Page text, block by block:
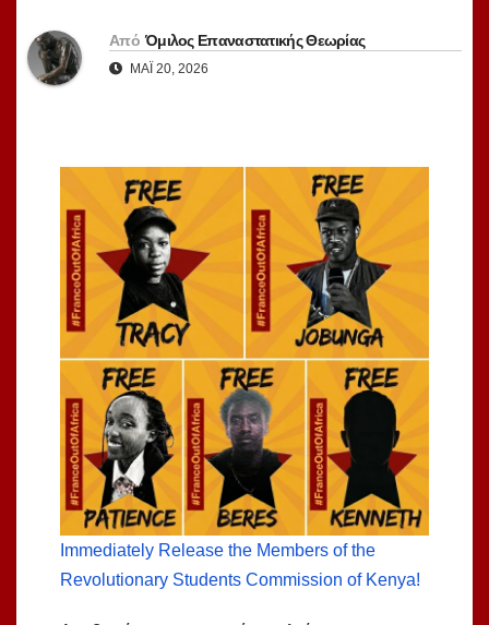
Από Όμιλος Επαναστατικής Θεωρίας
ΜΆΙ 20, 2026
Immediately Release the Members of the
Revolutionary Students Commission of Kenya!